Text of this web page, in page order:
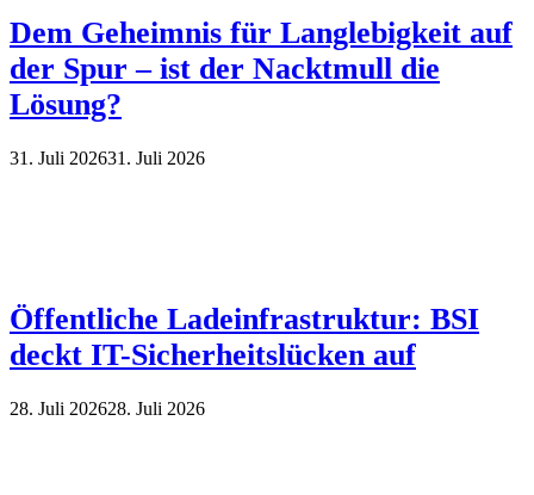
Dem Geheimnis für Langlebigkeit auf
der Spur – ist der Nacktmull die
Lösung?
31. Juli 202631. Juli 2026
Öffentliche Ladeinfrastruktur: BSI
deckt IT-Sicherheitslücken auf
28. Juli 202628. Juli 2026